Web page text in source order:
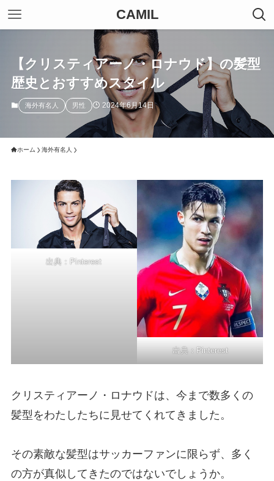
CAMIL
【クリスティアーノ・ロナウド】の髪型
歴史とおすすめスタイル
海外有名人 男性 2024年6月14日
ホーム 海外有名人
出典：Pinterest
出典： Pinterest
クリスティアーノ・ロナウドは、今まで数多くの
髪型をわたしたちに見せてくれてきました。
その素敵な髪型はサッカーファンに限らず、多く
の方が真似してきたのではないでしょうか。